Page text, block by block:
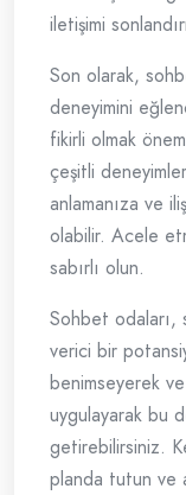
iletişimi
Son olarak,
deneyimini
fikirli olmak
çeşitli
anlamanıza ve
olabilir. Acele
sabırlı olun.
Sohbet odaları,
verici bir
benimseyerek
uygulayarak bu
getirebilirsiniz.
planda tutun ve